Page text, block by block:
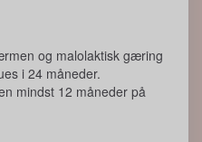
og malolaktisk gæring
i 24 måneder.
mindst 12 måneder på